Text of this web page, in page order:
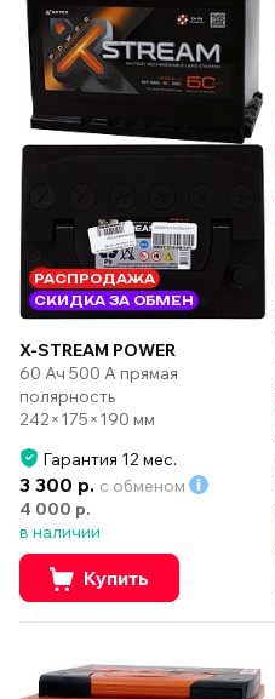
РАСПРОДАЖА
СКИДКА ЗА ОБМЕН
X-STREAM POWER
60 Ач 500 А прямая
полярность
242×175×190 мм
Гарантия 12 мес.
3 300 р. с обменом
4 000 р.
в наличии
Купить